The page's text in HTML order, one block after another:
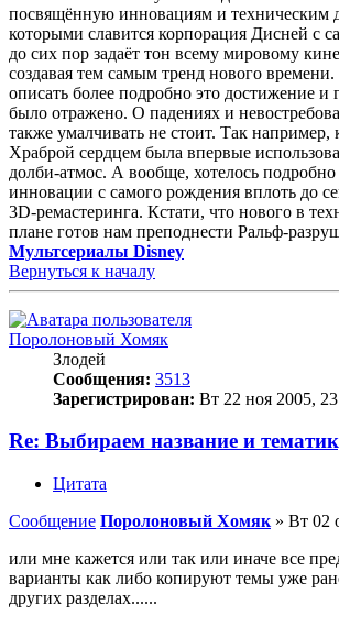
посвящённую инновациям и техническим
которыми славится корпорация Дисней с
до сих пор задаёт тон всему мировому
создавая тем самым тренд нового времени.
описать более подробно это достижение и
было отражено. О падениях и
также умалчивать не стоит. Так например,
Храброй сердцем была впервые
долби-атмос. А вообще, хотелось подробно
инновации с самого рождения вплоть до
3D-ремастеринга. Кстати, что нового в
плане готов нам преподнести Ральф-
Мультсериалы Disney
Вернуться к началу
Поролоновый Хомяк
Злодей
Сообщения: 3513
Зарегистрирован: Вт 22 ноя 2005,
Re: Выбираем название и
Цитата
Сообщение Поролоновый Хомяк » Вт 02
или мне кажется или так или иначе все
варианты как либо копируют темы уже
других разделах......